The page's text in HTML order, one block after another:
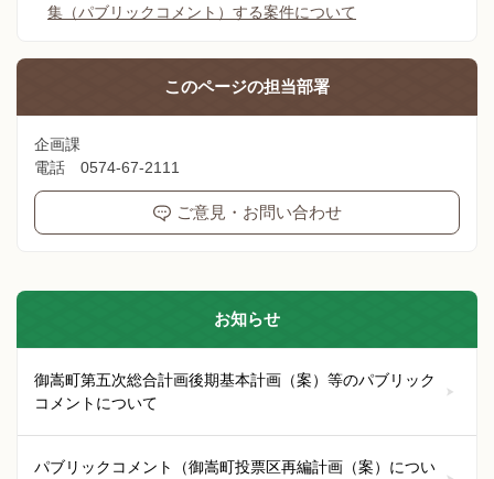
集（パブリックコメント）する案件について
このページの担当部署
企画課
電話 0574-67-2111
ご意見・お問い合わせ
お知らせ
御嵩町第五次総合計画後期基本計画（案）等のパブリック
コメントについて
パブリックコメント（御嵩町投票区再編計画（案）につい